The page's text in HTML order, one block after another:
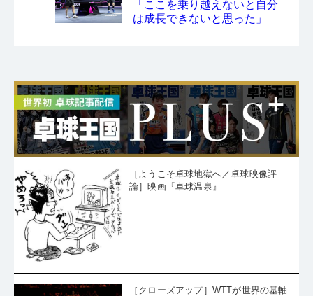
「ここを乗り越えないと自分
は成長できないと思った」
［ようこそ卓球地獄へ／卓球映像評
論］映画『卓球温泉』
［クローズアップ］WTTが世界の基軸